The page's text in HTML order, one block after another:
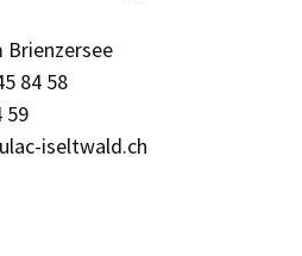
84 58
59
iseltwald.ch